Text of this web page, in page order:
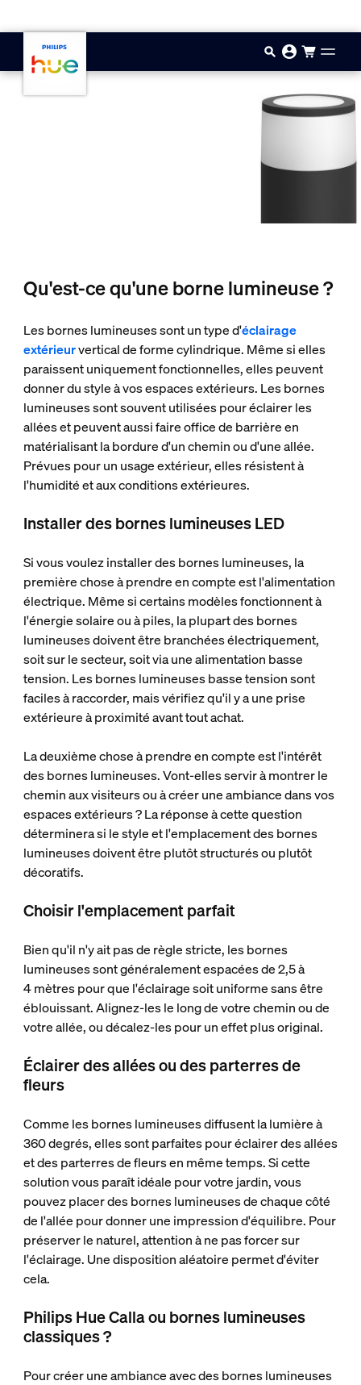
Qu'est-ce qu'une borne lumineuse ?
Les bornes lumineuses sont un type d'éclairage
extérieurvertical de forme cylindrique. Même si elles
paraissent uniquement fonctionnelles, elles peuvent
donner du style à vos espaces extérieurs. Les bornes
lumineuses sont souvent utilisées pour éclairer les
allées et peuvent aussi faire office de barrière en
matérialisant la bordure d'un chemin ou d'une allée.
Prévues pour un usage extérieur, elles résistent à
l'humidité et aux conditions extérieures.
Installer des bornes lumineuses LED
Si vous voulez installer des bornes lumineuses, la
première chose à prendre en compte est l'alimentation
électrique. Même si certains modèles fonctionnent à
l'énergie solaire ou à piles, la plupart des bornes
lumineuses doivent être branchées électriquement,
soit sur le secteur, soit via une alimentation basse
tension. Les bornes lumineuses basse tension sont
faciles à raccorder, mais vérifiez qu'il y a une prise
extérieure à proximité avant tout achat.
La deuxième chose à prendre en compte est l'intérêt
des bornes lumineuses. Vont-elles servir à montrer le
chemin aux visiteurs ou à créer une ambiance dans vos
espaces extérieurs ? La réponse à cette question
déterminera si le style et l'emplacement des bornes
lumineuses doivent être plutôt structurés ou plutôt
décoratifs.
Choisir l'emplacement parfait
Bien qu'il n'y ait pas de règle stricte, les bornes
lumineuses sont généralement espacées de 2,5 à
4 mètres pour que l'éclairage soit uniforme sans être
éblouissant. Alignez-les le long de votre chemin ou de
votre allée, ou décalez-les pour un effet plus original.
Éclairer des allées ou des parterres de
fleurs
Comme les bornes lumineuses diffusent la lumière à
360 degrés, elles sont parfaites pour éclairer des allées
et des parterres de fleurs en même temps. Si cette
solution vous paraît idéale pour votre jardin, vous
pouvez placer des bornes lumineuses de chaque côté
de l'allée pour donner une impression d'équilibre. Pour
préserver le naturel, attention à ne pas forcer sur
l'éclairage. Une disposition aléatoire permet d'éviter
cela.
Philips Hue Calla ou bornes lumineuses
classiques ?
Pour créer une ambiance avec des bornes lumineuses